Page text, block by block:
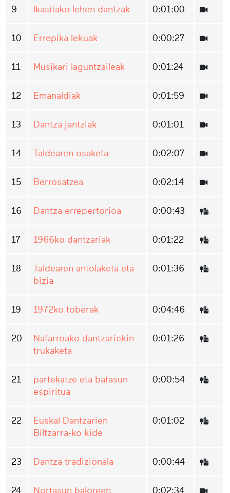
9 Ikasitako lehen dantzak 0:01:00
10 Errepika lekuak 0:00:27
11 Musikari laguntzaileak 0:01:24
12 Emanaldiak 0:01:59
13 Dantza jantziak 0:01:01
14 Taldearen osaketa 0:02:07
15 Berrosatzea 0:02:14
16 Dantza errepertorioa 0:00:43
17 1966ko dantzariak 0:01:22
18
Taldearen antolaketa eta
bizia
0:01:36
19 1972ko toberak 0:04:46
20
Nafarroako dantzariekin
trukaketa
0:01:26
21
partekatze eta batasun
espiritua
0:00:54
22
Euskal Dantzarien
Biltzarra-ko kide
0:01:02
23 Dantza tradizionala 0:00:44
24
Nortasun baloreen
0:02:34